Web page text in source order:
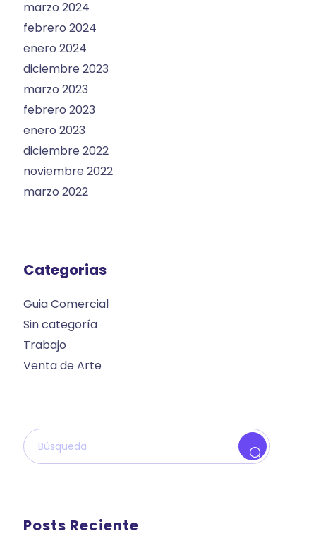
marzo 2024
febrero 2024
enero 2024
diciembre 2023
marzo 2023
febrero 2023
enero 2023
diciembre 2022
noviembre 2022
marzo 2022
Categorias
Guia Comercial
Sin categoría
Trabajo
Venta de Arte
Posts Reciente